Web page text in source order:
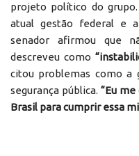
projeto político do
atual gestão federal e
senador afirmou que
descreveu como
citou problemas como a
segurança pública. “Eu
Brasil para cumprir essa